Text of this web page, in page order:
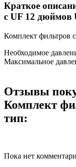
Краткое
c UF 12 дюймов
Комплект фильтров
Необходимое
Максимальное
Отзывы
Комплект
тип:
Пока нет